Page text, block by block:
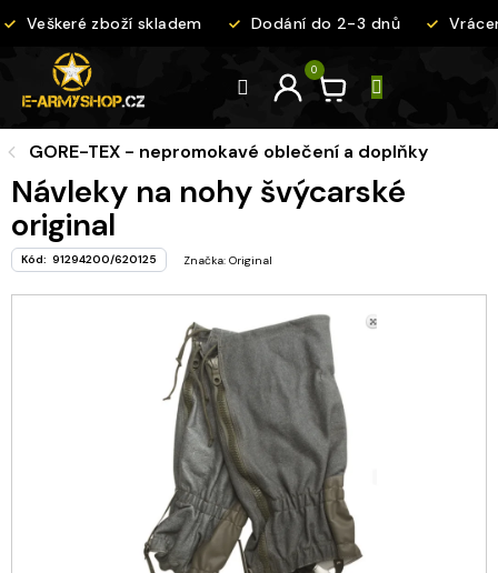
na
Veškeré zboží skladem Dodání do 2-3 dnů
GORE-TEX - nepromokavé oblečení a doplňky
Návleky na nohy švýcarské
original
Kód: 91294200/620125 Značka: Original